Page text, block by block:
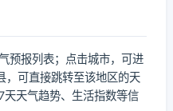
预报列表；点击城市，可进
，可直接跳转至该地区的天
天气趋势、生活指数等信